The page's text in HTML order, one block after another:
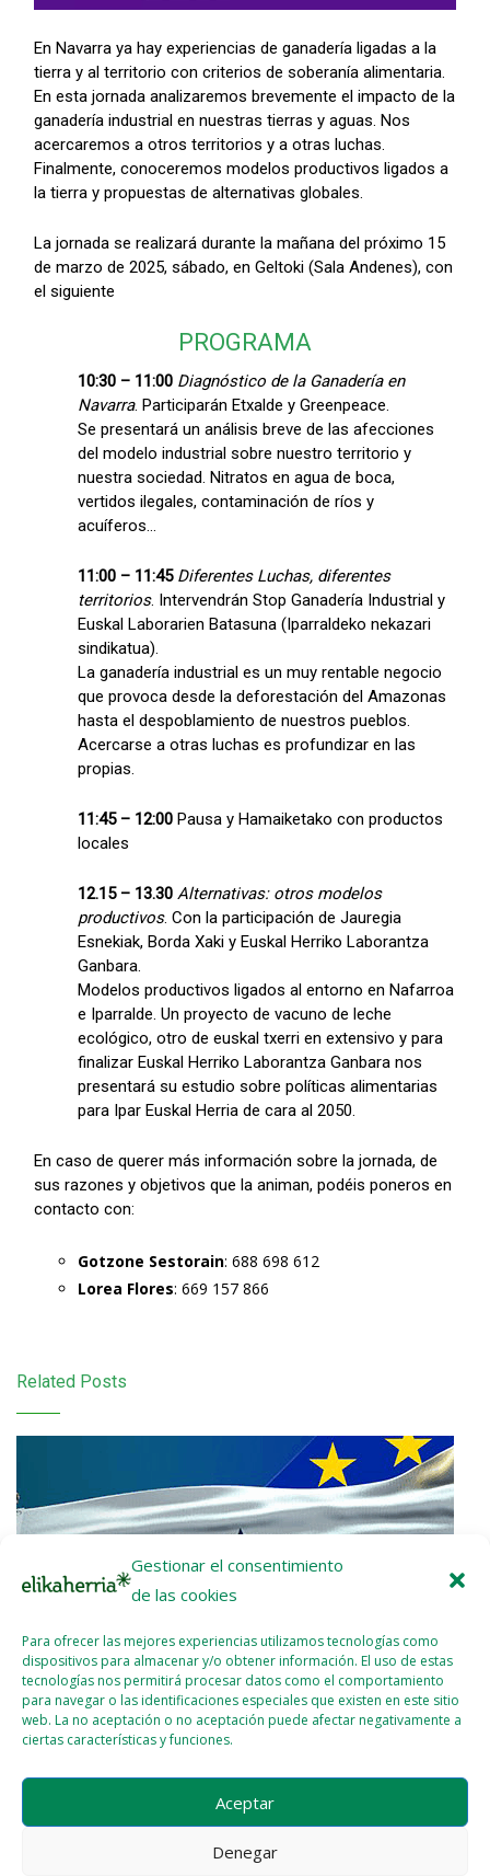
Gestionar el consentimiento
de las cookies
Para ofrecer las mejores experiencias utilizamos tecnologías como
dispositivos para almacenar y/o obtener información. El uso de estas
tecnologías nos permitirá procesar datos como el comportamiento
para navegar o las identificaciones especiales que existen en este sitio
web. La no aceptación o no aceptación puede afectar negativamente a
ciertas características y funciones.
Aceptar
Denegar
En Navarra ya hay experiencias de ganadería ligadas a la
tierra y al territorio con criterios de soberanía alimentaria.
En esta jornada analizaremos brevemente el impacto de la
ganadería industrial en nuestras tierras y aguas. Nos
acercaremos a otros territorios y a otras luchas.
Finalmente, conoceremos modelos productivos ligados a
la tierra y propuestas de alternativas globales.
La jornada se realizará durante la mañana del próximo 15
de marzo de 2025, sábado, en Geltoki (Sala Andenes), con
el siguiente
PROGRAMA
10:30 – 11:00 Diagnóstico de la Ganadería en
Navarra. Participarán Etxalde y Greenpeace.
Se presentará un análisis breve de las afecciones
del modelo industrial sobre nuestro territorio y
nuestra sociedad. Nitratos en agua de boca,
vertidos ilegales, contaminación de ríos y
acuíferos...
11:00 – 11:45 Diferentes Luchas, diferentes
territorios. Intervendrán Stop Ganadería Industrial y
Euskal Laborarien Batasuna (Iparraldeko nekazari
sindikatua).
La ganadería industrial es un muy rentable negocio
que provoca desde la deforestación del Amazonas
hasta el despoblamiento de nuestros pueblos.
Acercarse a otras luchas es profundizar en las
propias.
11:45 – 12:00 Pausa y Hamaiketako con productos
locales
12.15 – 13.30 Alternativas: otros modelos
productivos. Con la participación de Jauregia
Esnekiak, Borda Xaki y Euskal Herriko Laborantza
Ganbara.
Modelos productivos ligados al entorno en Nafarroa
e Iparralde. Un proyecto de vacuno de leche
ecológico, otro de euskal txerri en extensivo y para
finalizar Euskal Herriko Laborantza Ganbara nos
presentará su estudio sobre políticas alimentarias
para Ipar Euskal Herria de cara al 2050.
En caso de querer más información sobre la jornada, de
sus razones y objetivos que la animan, podéis poneros en
contacto con:
Gotzone Sestorain: 688 698 612
Lorea Flores: 669 157 866
Related Posts
Nota de prensa: ¡UE-Mercosur Stop!
WEBMASTER